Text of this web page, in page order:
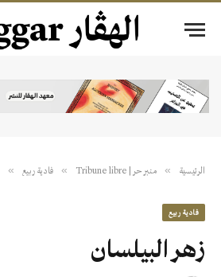
الرئيسية » منبر حر | Tribune libre » فادية ربيع »
فادية ربيع
زهر البيـلسان